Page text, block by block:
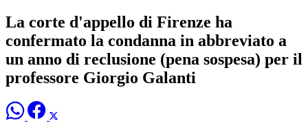
La corte d'appello di Firenze ha
confermato la condanna in abbreviato a
un anno di reclusione (pena sospesa) per il
professore Giorgio Galanti